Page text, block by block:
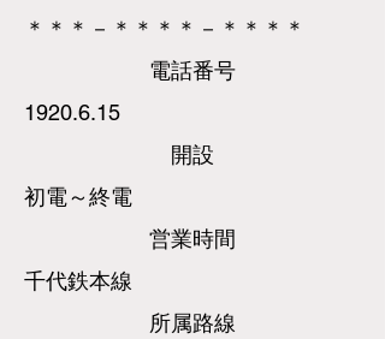
＊＊＊－＊＊＊＊－＊＊＊＊
​電話番号
1920.6.15
​開設
初電～終電
営業時間
千代鉄本線
所属路線